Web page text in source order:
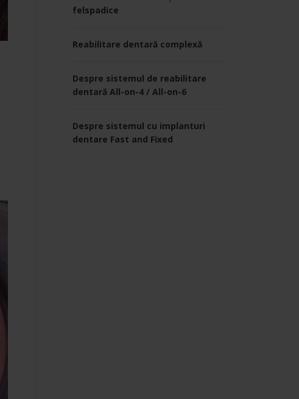
felspadice
Reabilitare dentară complexă
Despre sistemul de reabilitare
dentară All-on-4 / All-on-6
Despre sistemul cu implanturi
dentare Fast and Fixed